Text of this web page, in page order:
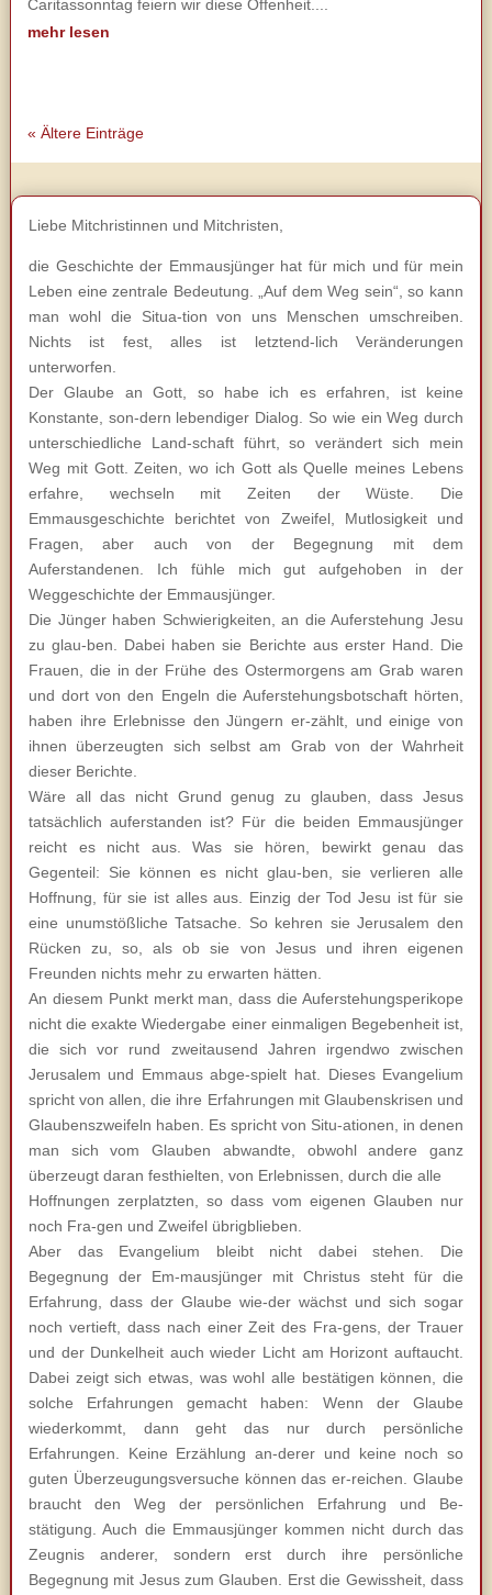
Caritassonntag feiern wir diese Offenheit....
mehr lesen
« Ältere Einträge
Liebe Mitchristinnen und Mitchristen,
die Geschichte der Emmausjünger hat für mich und für mein
Leben eine zentrale Bedeutung. „Auf dem Weg sein“, so kann
man wohl die Situa-tion von uns Menschen umschreiben.
Nichts ist fest, alles ist letztend-lich Veränderungen
unterworfen.
Der Glaube an Gott, so habe ich es erfahren, ist keine
Konstante, son-dern lebendiger Dialog. So wie ein Weg durch
unterschiedliche Land-schaft führt, so verändert sich mein
Weg mit Gott. Zeiten, wo ich Gott als Quelle meines Lebens
erfahre, wechseln mit Zeiten der Wüste. Die
Emmausgeschichte berichtet von Zweifel, Mutlosigkeit und
Fragen, aber auch von der Begegnung mit dem
Auferstandenen. Ich fühle mich gut aufgehoben in der
Weggeschichte der Emmausjünger.
Die Jünger haben Schwierigkeiten, an die Auferstehung Jesu
zu glau-ben. Dabei haben sie Berichte aus erster Hand. Die
Frauen, die in der Frühe des Ostermorgens am Grab waren
und dort von den Engeln die Auferstehungsbotschaft hörten,
haben ihre Erlebnisse den Jüngern er-zählt, und einige von
ihnen überzeugten sich selbst am Grab von der Wahrheit
dieser Berichte.
Wäre all das nicht Grund genug zu glauben, dass Jesus
tatsächlich auferstanden ist? Für die beiden Emmausjünger
reicht es nicht aus. Was sie hören, bewirkt genau das
Gegenteil: Sie können es nicht glau-ben, sie verlieren alle
Hoffnung, für sie ist alles aus. Einzig der Tod Jesu ist für sie
eine unumstößliche Tatsache. So kehren sie Jerusalem den
Rücken zu, so, als ob sie von Jesus und ihren eigenen
Freunden nichts mehr zu erwarten hätten.
An diesem Punkt merkt man, dass die Auferstehungsperikope
nicht die exakte Wiedergabe einer einmaligen Begebenheit ist,
die sich vor rund zweitausend Jahren irgendwo zwischen
Jerusalem und Emmaus abge-spielt hat. Dieses Evangelium
spricht von allen, die ihre Erfahrungen mit Glaubenskrisen und
Glaubenszweifeln haben. Es spricht von Situ-ationen, in denen
man sich vom Glauben abwandte, obwohl andere ganz
überzeugt daran festhielten, von Erlebnissen, durch die alle
Hoffnungen zerplatzten, so dass vom eigenen Glauben nur
noch Fra-gen und Zweifel übrigblieben.
Aber das Evangelium bleibt nicht dabei stehen. Die
Begegnung der Em-mausjünger mit Christus steht für die
Erfahrung, dass der Glaube wie-der wächst und sich sogar
noch vertieft, dass nach einer Zeit des Fra-gens, der Trauer
und der Dunkelheit auch wieder Licht am Horizont auftaucht.
Dabei zeigt sich etwas, was wohl alle bestätigen können, die
solche Erfahrungen gemacht haben: Wenn der Glaube
wiederkommt, dann geht das nur durch persönliche
Erfahrungen. Keine Erzählung an-derer und keine noch so
guten Überzeugungsversuche können das er-reichen. Glaube
braucht den Weg der persönlichen Erfahrung und Be-
stätigung. Auch die Emmausjünger kommen nicht durch das
Zeugnis anderer, sondern erst durch ihre persönliche
Begegnung mit Jesus zum Glauben. Erst die Gewissheit, dass